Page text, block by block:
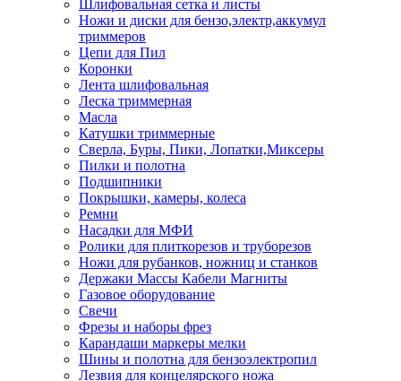
Шлифовальная сетка и листы
Ножи и диски для бензо,электр,аккумул
триммеров
Цепи для Пил
Коронки
Лента шлифовальная
Леска триммерная
Масла
Катушки триммерные
Сверла, Буры, Пики, Лопатки,Миксеры
Пилки и полотна
Подшипники
Покрышки, камеры, колеса
Ремни
Насадки для МФИ
Ролики для плиткорезов и труборезов
Ножи для рубанков, ножниц и станков
Держаки Массы Кабели Магниты
Газовое оборудование
Свечи
Фрезы и наборы фрез
Карандаши маркеры мелки
Шины и полотна для бензоэлектропил
Лезвия для концелярского ножа